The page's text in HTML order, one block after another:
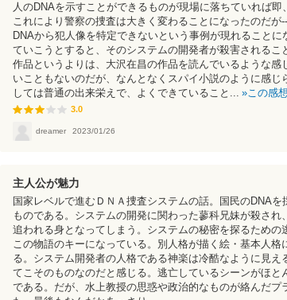
人のDNAを示すことができるものが現場に落ちていれば即
これにより警察の捜査は大きく変わることになったのだが
DNAから犯人像を特定できないという事例が現れること
ていこうとすると、そのシステムの開発者が殺害される
作品というよりは、大沢在昌の作品を読んでいるような
いこともないのだが、なんとなくスパイ小説のように感
しては普通の出来栄えで、よくできていること...
この感
3.0
3.0
dreamer 2023/01/26
主人公が魅力
国家レベルで進むＤＮＡ捜査システムの話。国民のDNA
ものである。システムの開発に関わった蓼科兄妹が殺さ
追われる身となってしまう。システムの秘密を探るための
この物語のキーになっている。別人格が描く絵・基本人
る。システム開発者の人格である神楽は冷酷なように見
てこそのものなのだと感じる。逃亡しているシーンがほ
である。だが、水上教授の思惑や政治的なものが絡んだ